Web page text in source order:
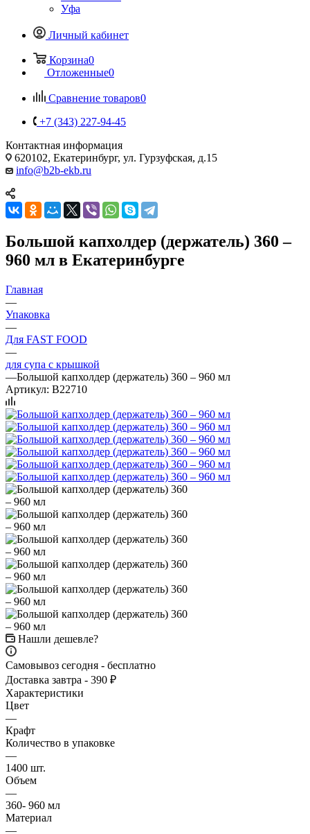
Уфа
Личный кабинет
Корзина0
Отложенные0
Сравнение товаров0
+7 (343) 227-94-45
Контактная информация
620102, Екатеринбург, ул. Гурзуфская, д.15
info@b2b-ekb.ru
Большой капхолдер (держатель) 360 –
960 мл в Екатеринбурге
Главная
—
Упаковка
—
Для FAST FOOD
—
для супа с крышкой
—Большой капхолдер (держатель) 360 – 960 мл
Артикул: B22710
Нашли дешевле?
Самовывоз сегодня - бесплатно
Доставка завтра - 390 ₽
Характеристики
Цвет
—
Крафт
Количество в упаковке
—
1400 шт.
Объем
—
360- 960 мл
Материал
—